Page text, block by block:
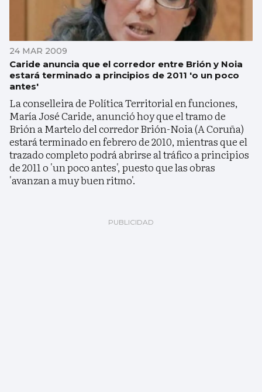
24 MAR 2009
Caride anuncia que el corredor entre Brión y Noia
estará terminado a principios de 2011 'o un poco
antes'
La conselleira de Política Territorial en funciones,
María José Caride, anunció hoy que el tramo de
Brión a Martelo del corredor Brión-Noia (A Coruña)
estará terminado en febrero de 2010, mientras que el
trazado completo podrá abrirse al tráfico a principios
de 2011 o 'un poco antes', puesto que las obras
'avanzan a muy buen ritmo'.